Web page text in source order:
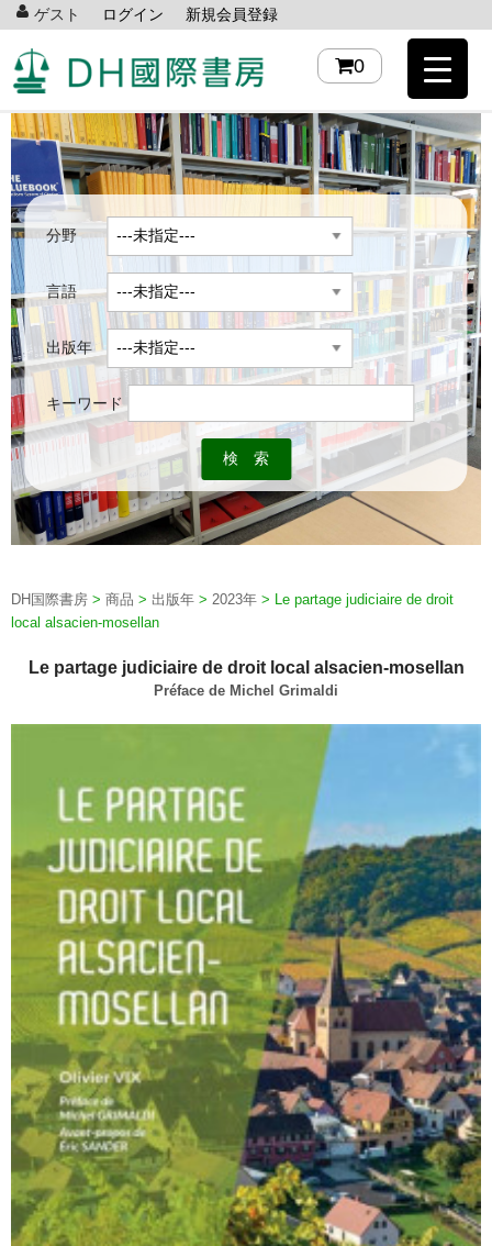
ゲスト ログイン 新規会員登録
0
分野
言語
出版年
キーワード
DH国際書房 > 商品 > 出版年 > 2023年 > Le partage judiciaire de droit
local alsacien-mosellan
Le partage judiciaire de droit local alsacien-mosellan
Préface de Michel Grimaldi